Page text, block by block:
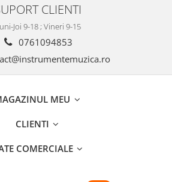
CLIENTI
Joi 9-18 ; Vineri 9-15
0761094853
MEU
CLIENTI
COMERCIALE